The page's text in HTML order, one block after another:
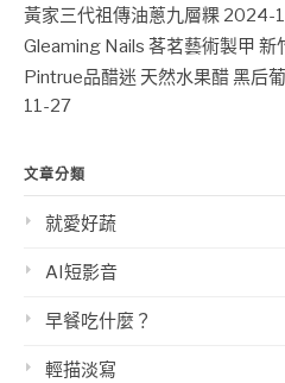
黃家三代祖傳油蔥九層粿 2024-
Gleaming Nails 茖茗藝術製甲 新
Pintrue品醋迷 天然水果醋 黑后
11-27
文章分類
就愛好蔬
AI短影音
早餐吃什麼？
輕描淡寫